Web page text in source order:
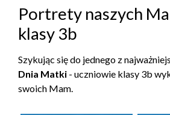
Portrety naszych
klasy 3b
Szykując się do jednego z
Dnia Matki - uczniowie klasy 3b
swoich Mam.